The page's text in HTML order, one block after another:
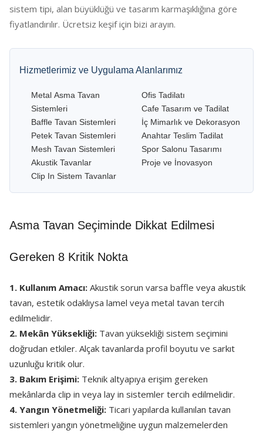
sistem tipi, alan büyüklüğü ve tasarım karmaşıklığına göre
fiyatlandırılır. Ücretsiz keşif için bizi arayın.
Hizmetlerimiz ve Uygulama Alanlarımız
Metal Asma Tavan
Sistemleri
Baffle Tavan Sistemleri
Petek Tavan Sistemleri
Mesh Tavan Sistemleri
Akustik Tavanlar
Clip In Sistem Tavanlar
Ofis Tadilatı
Cafe Tasarım ve Tadilat
İç Mimarlık ve Dekorasyon
Anahtar Teslim Tadilat
Spor Salonu Tasarımı
Proje ve İnovasyon
Asma Tavan Seçiminde Dikkat Edilmesi
Gereken 8 Kritik Nokta
1. Kullanım Amacı: Akustik sorun varsa baffle veya akustik
tavan, estetik odaklıysa lamel veya metal tavan tercih
edilmelidir.
2. Mekân Yüksekliği: Tavan yüksekliği sistem seçimini
doğrudan etkiler. Alçak tavanlarda profil boyutu ve sarkıt
uzunluğu kritik olur.
3. Bakım Erişimi: Teknik altyapıya erişim gereken
mekânlarda clip in veya lay in sistemler tercih edilmelidir.
4. Yangın Yönetmeliği: Ticari yapılarda kullanılan tavan
sistemleri yangın yönetmeliğine uygun malzemelerden